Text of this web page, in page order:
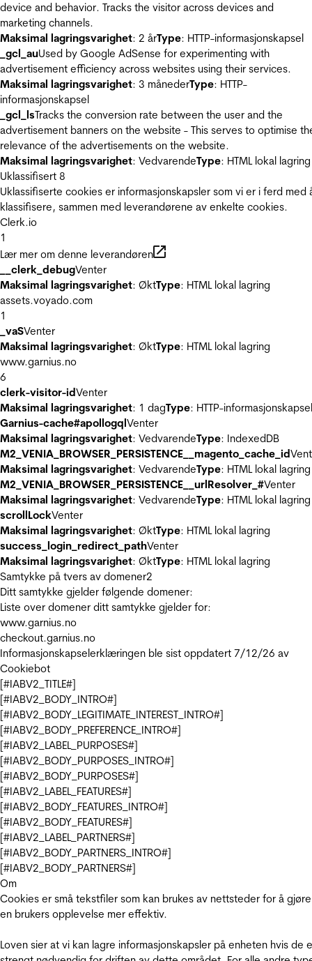
device and behavior. Tracks the visitor across devices and
marketing channels.
Maksimal lagringsvarighet: 2 årType: HTTP-informasjonskapsel
_gcl_auUsed by Google AdSense for experimenting with
advertisement efficiency across websites using their services.
Maksimal lagringsvarighet: 3 månederType: HTTP-
informasjonskapsel
_gcl_lsTracks the conversion rate between the user and the
advertisement banners on the website - This serves to optimise
relevance of the advertisements on the website.
Maksimal lagringsvarighet: VedvarendeType: HTML lokal lagring
Uklassifisert 8
Uklassifiserte cookies er informasjonskapsler som vi er i ferd med
klassifisere, sammen med leverandørene av enkelte cookies.
Clerk.io
1
Lær mer om denne leverandøren
__clerk_debugVenter
Maksimal lagringsvarighet: ØktType: HTML lokal lagring
assets.voyado.com
1
_vaSVenter
Maksimal lagringsvarighet: ØktType: HTML lokal lagring
www.garnius.no
6
clerk-visitor-idVenter
Maksimal lagringsvarighet: 1 dagType: HTTP-informasjonskapsel
Garnius-cache#apollogqlVenter
Maksimal lagringsvarighet: VedvarendeType: IndexedDB
M2_VENIA_BROWSER_PERSISTENCE__magento_cache_id
Maksimal lagringsvarighet: VedvarendeType: HTML lokal lagring
M2_VENIA_BROWSER_PERSISTENCE__urlResolver_#Venter
Maksimal lagringsvarighet: VedvarendeType: HTML lokal lagring
scrollLockVenter
Maksimal lagringsvarighet: ØktType: HTML lokal lagring
success_login_redirect_pathVenter
Maksimal lagringsvarighet: ØktType: HTML lokal lagring
Samtykke på tvers av domener2
Ditt samtykke gjelder følgende domener:
Liste over domener ditt samtykke gjelder for:
www.garnius.no
checkout.garnius.no
Informasjonskapselerklæringen ble sist oppdatert 7/12/26 av
Cookiebot
[#IABV2_TITLE#]
[#IABV2_BODY_INTRO#]
[#IABV2_BODY_LEGITIMATE_INTEREST_INTRO#]
[#IABV2_BODY_PREFERENCE_INTRO#]
[#IABV2_LABEL_PURPOSES#]
[#IABV2_BODY_PURPOSES_INTRO#]
[#IABV2_BODY_PURPOSES#]
[#IABV2_LABEL_FEATURES#]
[#IABV2_BODY_FEATURES_INTRO#]
[#IABV2_BODY_FEATURES#]
[#IABV2_LABEL_PARTNERS#]
[#IABV2_BODY_PARTNERS_INTRO#]
[#IABV2_BODY_PARTNERS#]
Om
Cookies er små tekstfiler som kan brukes av nettsteder for å gjøre
en brukers opplevelse mer effektiv.
Loven sier at vi kan lagre informasjonskapsler på enheten hvis de